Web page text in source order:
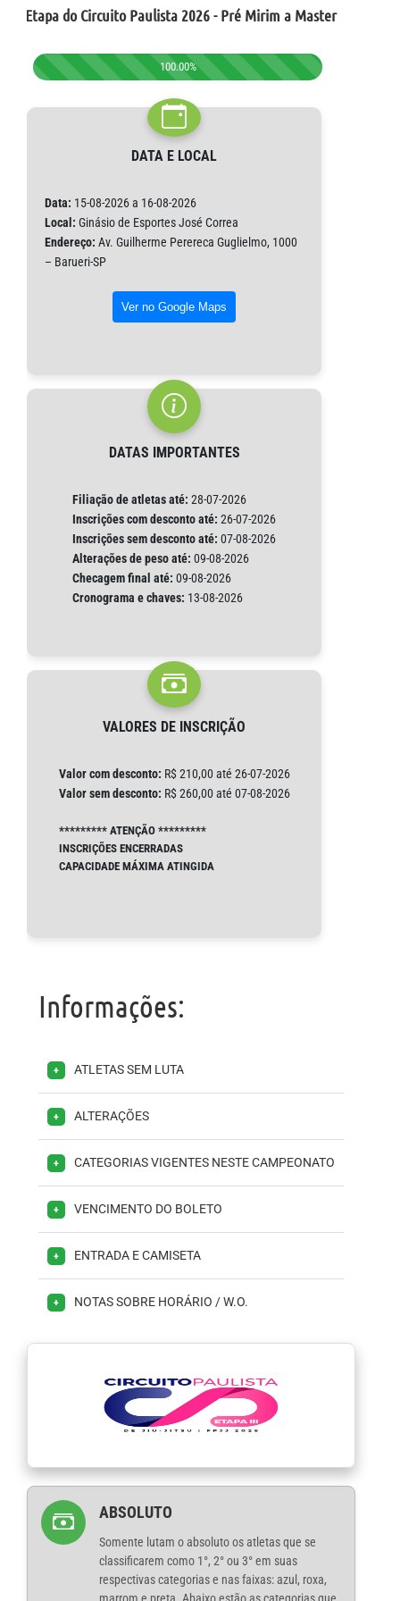
III Etapa do Circuito Paulista 2026 - Pré Mirim a Master
100.00%
DATA E LOCAL
Data: 15-08-2026 a 16-08-2026
Local: Ginásio de Esportes José Correa
Endereço: Av. Guilherme Perereca Guglielmo, 1000
– Barueri-SP
Ver no Google Maps
DATAS IMPORTANTES
Filiação de atletas até: 28-07-2026
Inscrições com desconto até: 26-07-2026
Inscrições sem desconto até: 07-08-2026
Alterações de peso até: 09-08-2026
Checagem final até: 09-08-2026
Cronograma e chaves: 13-08-2026
VALORES DE INSCRIÇÃO
Valor com desconto: R$ 210,00 até 26-07-2026
Valor sem desconto: R$ 260,00 até 07-08-2026
********* ATENÇÃO *********
INSCRIÇÕES ENCERRADAS
CAPACIDADE MÁXIMA ATINGIDA
Informações:
+ ATLETAS SEM LUTA
+ ALTERAÇÕES
+ CATEGORIAS VIGENTES NESTE CAMPEONATO
+ VENCIMENTO DO BOLETO
+ ENTRADA E CAMISETA
+ NOTAS SOBRE HORÁRIO / W.O.
ABSOLUTO
Somente lutam o absoluto os atletas que se
classificarem como 1°, 2° ou 3° em suas
respectivas categorias e nas faixas: azul, roxa,